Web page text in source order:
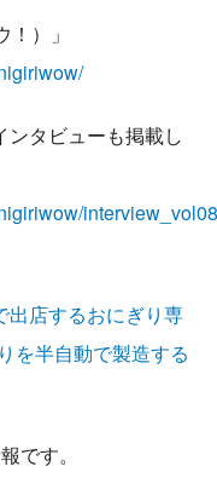
）」
タビューも掲載し
出店するおにぎり専
を半自動で製造する
です。